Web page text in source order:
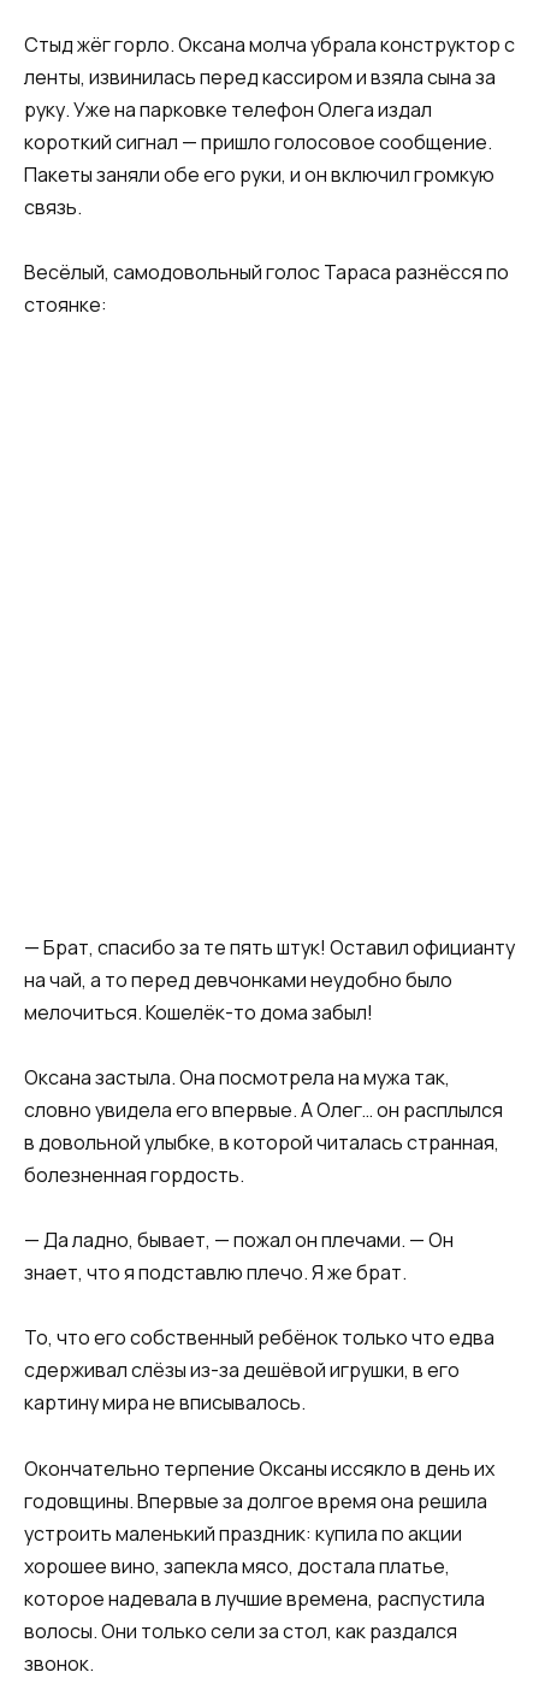
Стыд жёг горло. Оксана молча убрала конструктор с
ленты, извинилась перед кассиром и взяла сына за
руку. Уже на парковке телефон Олега издал
короткий сигнал — пришло голосовое сообщение.
Пакеты заняли обе его руки, и он включил громкую
связь.
Весёлый, самодовольный голос Тараса разнёсся по
стоянке:
— Брат, спасибо за те пять штук! Оставил официанту
на чай, а то перед девчонками неудобно было
мелочиться. Кошелёк-то дома забыл!
Оксана застыла. Она посмотрела на мужа так,
словно увидела его впервые. А Олег… он расплылся
в довольной улыбке, в которой читалась странная,
болезненная гордость.
— Да ладно, бывает, — пожал он плечами. — Он
знает, что я подставлю плечо. Я же брат.
То, что его собственный ребёнок только что едва
сдерживал слёзы из-за дешёвой игрушки, в его
картину мира не вписывалось.
Окончательно терпение Оксаны иссякло в день их
годовщины. Впервые за долгое время она решила
устроить маленький праздник: купила по акции
хорошее вино, запекла мясо, достала платье,
которое надевала в лучшие времена, распустила
волосы. Они только сели за стол, как раздался
звонок.